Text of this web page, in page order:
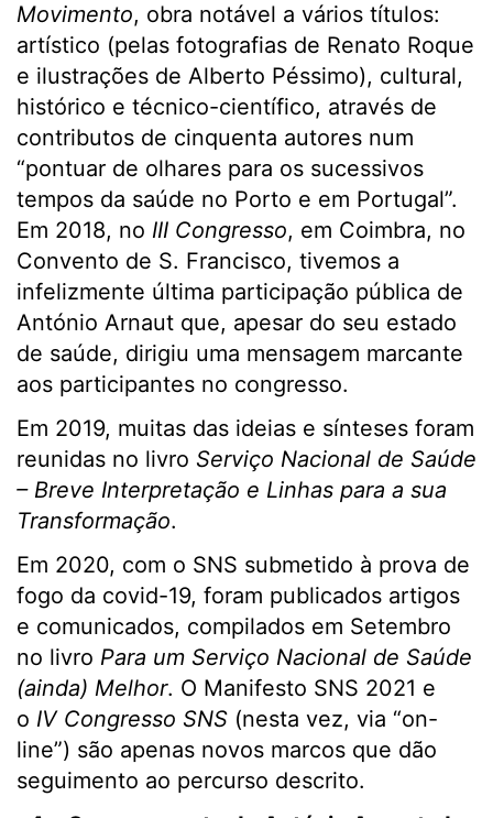
Movimento, obra notável a vários títulos:
artístico (pelas fotografias de Renato Roque
e ilustrações de Alberto Péssimo), cultural,
histórico e técnico-científico, através de
contributos de cinquenta autores num
“pontuar de olhares para os sucessivos
tempos da saúde no Porto e em Portugal”.
Em 2018, no III Congresso, em Coimbra, no
Convento de S. Francisco, tivemos a
infelizmente última participação pública de
António Arnaut que, apesar do seu estado
de saúde, dirigiu uma mensagem marcante
aos participantes no congresso.
Em 2019, muitas das ideias e sínteses foram
reunidas no livro Serviço Nacional de Saúde
– Breve Interpretação e Linhas para a sua
Transformação.
Em 2020, com o SNS submetido à prova de
fogo da covid-19, foram publicados artigos
e comunicados, compilados em Setembro
no livro Para um Serviço Nacional de Saúde
(ainda) Melhor. O Manifesto SNS 2021 e
o IV Congresso SNS (nesta vez, via “on-
line”) são apenas novos marcos que dão
seguimento ao percurso descrito.